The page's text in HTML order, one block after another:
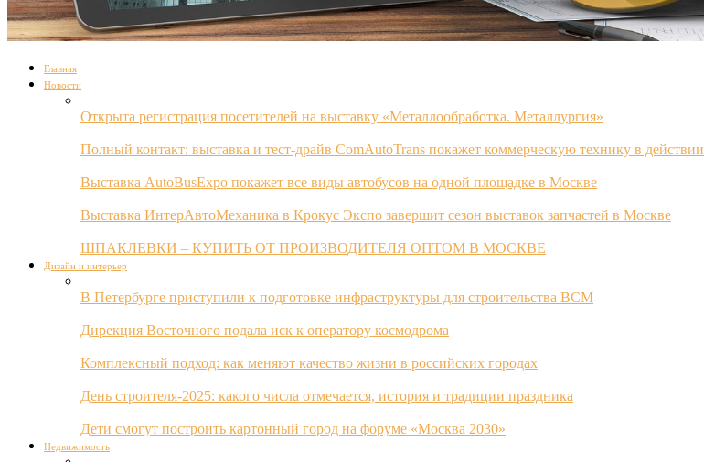
Главная
Новости
Открыта регистрация посетителей на выставку «Металлообработка. Металлургия»
Полный контакт: выставка и тест-драйв ComAutoTrans покажет коммерческую технику в действии
Выставка AutoBusExpo покажет все виды автобусов на одной площадке в Москве
Выставка ИнтерАвтоМеханика в Крокус Экспо завершит сезон выставок запчастей в Москве
ШПАКЛЕВКИ – КУПИТЬ ОТ ПРОИЗВОДИТЕЛЯ ОПТОМ В МОСКВЕ
Дизайн и интерьер
В Петербурге приступили к подготовке инфраструктуры для строительства ВСМ
Дирекция Восточного подала иск к оператору космодрома
Комплексный подход: как меняют качество жизни в российских городах
День строителя-2025: какого числа отмечается, история и традиции праздника
Дети смогут построить картонный город на форуме «Москва 2030»
Недвижимость